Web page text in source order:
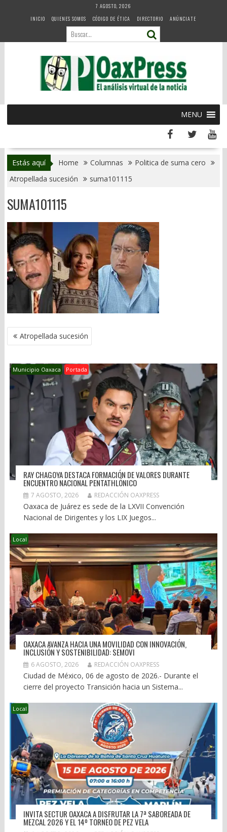
7 AGOSTO, 2026
INICIO
QUIENES SOMOS CÓDIGO DE ÉTICA DIRECTORIO ANÚNCIATE
MENU
Estás aquí Home Columnas
Politica de suma cero
Atropellada sucesión
suma101115
SUMA101115
NAVEGACIÓN
DE Atropellada sucesión
Municipio Oaxaca Portada
RAY CHAGOYA DESTACA FORMACIÓN DE VALORES DURANTE
ENCUENTRO NACIONAL PENTATHLÓNICO
7 AGOSTO, 2026 REDACCIÓN OAXPRESS
Oaxaca de Juárez es sede de la LXVII Convención
Nacional de Dirigentes y los LIX Juegos...
Local
OAXACA AVANZA HACIA UNA MOVILIDAD CON INNOVACIÓN,
INCLUSIÓN Y SOSTENIBILIDAD: SEMOVI
6 AGOSTO, 2026 REDACCIÓN OAXPRESS
Ciudad de México, 06 de agosto de 2026.- Durante el
cierre del proyecto Transición hacia un Sistema...
Local
INVITA SECTUR OAXACA A DISFRUTAR LA 7ª SABOREADA DE
MEZCAL 2026 Y EL 14º TORNEO DE PEZ VELA